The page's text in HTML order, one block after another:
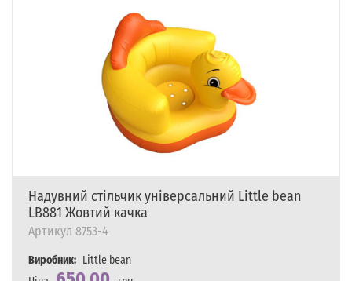
Надувний стільчик універсальний Little bean
LB881 Жовтий качка
Артикул 8753-4
Виробник: Little bean